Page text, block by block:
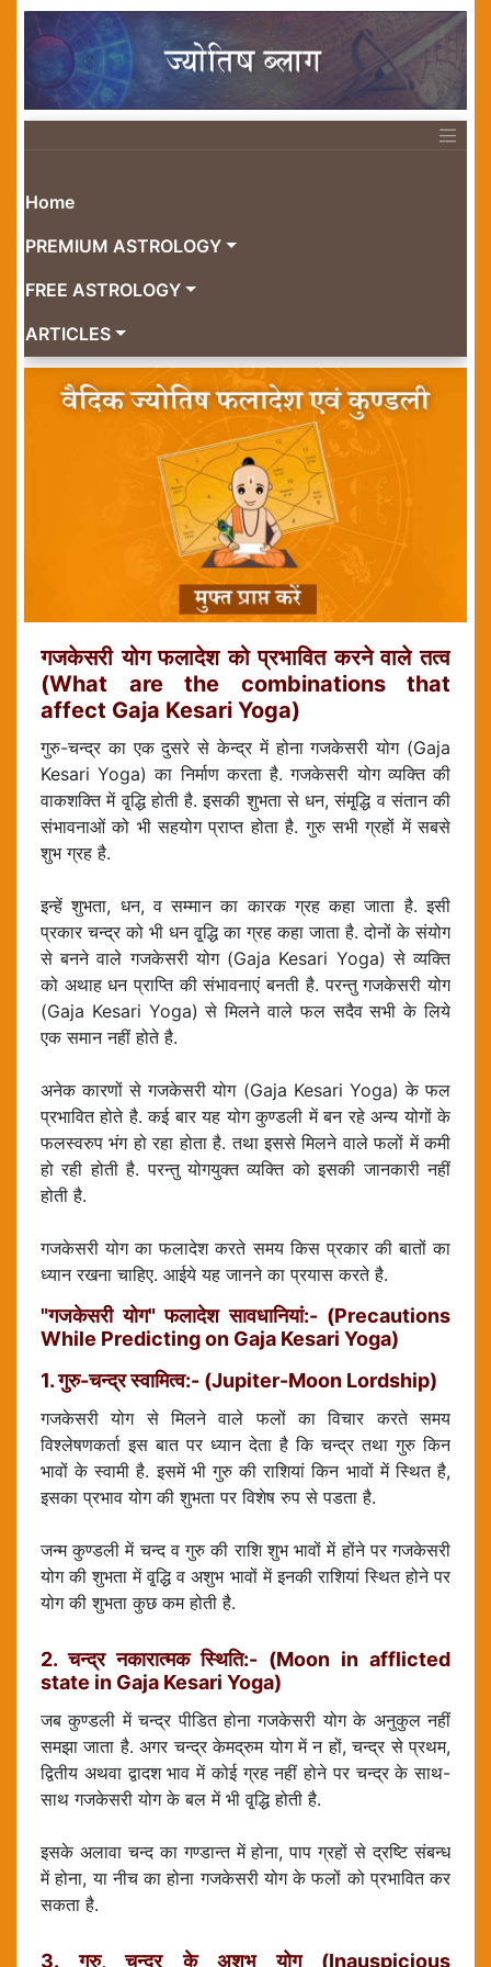
Home
PREMIUM ASTROLOGY
FREE ASTROLOGY
ARTICLES
गजकेसरी योग फलादेश को प्रभावित करने वाले तत्व
(What are the combinations that
affect Gaja Kesari Yoga)
गुरु-चन्द्र का एक दुसरे से केन्द्र में होना गजकेसरी योग (Gaja
Kesari Yoga) का निर्माण करता है. गजकेसरी योग व्यक्ति की
वाकशक्ति में वृ्द्धि होती है. इसकी शुभता से धन, संमृ्द्धि व संतान की
संभावनाओं को भी सहयोग प्राप्त होता है. गुरु सभी ग्रहों में सबसे
शुभ ग्रह है.
इन्हें शुभता, धन, व सम्मान का कारक ग्रह कहा जाता है. इसी
प्रकार चन्द्र को भी धन वृ्द्धि का ग्रह कहा जाता है. दोनों के संयोग
से बनने वाले गजकेसरी योग (Gaja Kesari Yoga) से व्यक्ति
को अथाह धन प्राप्ति की संभावनाएं बनती है. परन्तु गजकेसरी योग
(Gaja Kesari Yoga) से मिलने वाले फल सदैव सभी के लिये
एक समान नहीं होते है.
अनेक कारणों से गजकेसरी योग (Gaja Kesari Yoga) के फल
प्रभावित होते है. कई बार यह योग कुण्डली में बन रहे अन्य योगों के
फलस्वरुप भंग हो रहा होता है. तथा इससे मिलने वाले फलों में कमी
हो रही होती है. परन्तु योगयुक्त व्यक्ति को इसकी जानकारी नहीं
होती है.
गजकेसरी योग का फलादेश करते समय किस प्रकार की बातों का
ध्यान रखना चाहिए. आईये यह जानने का प्रयास करते है.
"गजकेसरी योग" फलादेश सावधानियां:- (Precautions
While Predicting on Gaja Kesari Yoga)
1. गुरु-चन्द्र स्वामित्व:- (Jupiter-Moon Lordship)
गजकेसरी योग से मिलने वाले फलों का विचार करते समय
विश्लेषणकर्ता इस बात पर ध्यान देता है कि चन्द्र तथा गुरु किन
भावों के स्वामी है. इसमें भी गुरु की राशियां किन भावों में स्थित है,
इसका प्रभाव योग की शुभता पर विशेष रुप से पडता है.
जन्म कुण्डली में चन्द व गुरु की राशि शुभ भावों में होंने पर गजकेसरी
योग की शुभता में वृ्द्धि व अशुभ भावों में इनकी राशियां स्थित होने पर
योग की शुभता कुछ कम होती है.
2. चन्द्र नकारात्मक स्थिति:- (Moon in afflicted
state in Gaja Kesari Yoga)
जब कुण्डली में चन्द्र पीडित होना गजकेसरी योग के अनुकुल नहीं
समझा जाता है. अगर चन्द्र केमद्रुम योग में न हों, चन्द्र से प्रथम,
द्वितीय अथवा द्वादश भाव में कोई ग्रह नहीं होने पर चन्द्र के साथ-
साथ गजकेसरी योग के बल में भी वृ्द्धि होती है.
इसके अलावा चन्द का गण्डान्त में होना, पाप ग्रहों से द्रष्टि संबन्ध
में होना, या नीच का होना गजकेसरी योग के फलों को प्रभावित कर
सकता है.
3. गुरु, चन्द्र के अशुभ योग (Inauspicious